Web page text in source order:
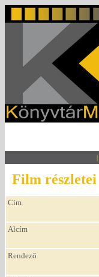
|
Film részletei
Cím
Alcím
Rendező